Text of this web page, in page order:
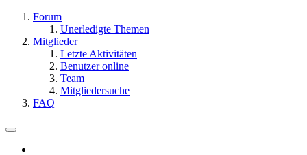
Forum
Unerledigte Themen
Mitglieder
Letzte Aktivitäten
Benutzer online
Team
Mitgliedersuche
FAQ